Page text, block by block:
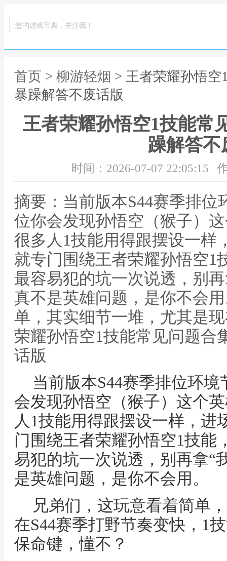
您的游戏宝典，关注我！
首页 > 柳游轻烟 > 王者荣耀孙悟
暴躁解答不废话版
王者荣耀孙悟空1技能常
躁解答不
时间：2026-07-07 22:05:15
摘要：当前版本S44赛季排
位你会发现孙悟空（猴子）
很多人1技能用得跟摆设一样
就专门围绕王者荣耀孙悟空1
最容易犯的坑一次说透，别
真不是英雄问题，是你不会
单，其实细节一堆，尤其是
荣耀孙悟空1技能常见问题合
话版
当前版本S44赛季排位环
会发现孙悟空（猴子）这个
人1技能用得跟摆设一样，进
门围绕王者荣耀孙悟空1技能
易犯的坑一次说透，别再拿“
是英雄问题，是你不会用。
兄弟们，这玩意看着简单
在S44赛季打野节奏变快，1
保命键，懂不？